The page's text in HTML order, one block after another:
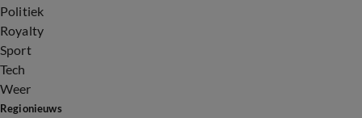
Politiek
Royalty
Sport
Tech
Weer
Regionieuws